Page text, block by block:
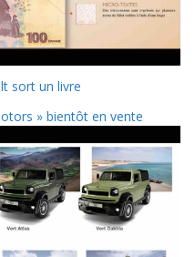
sort un livre
» bientôt en vente